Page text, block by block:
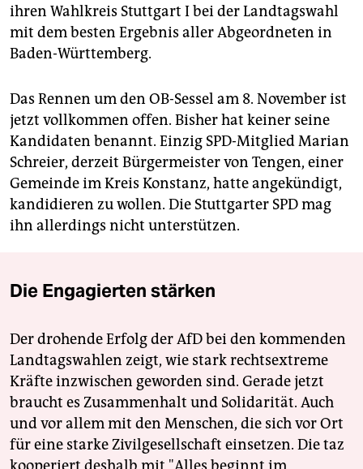
ihren Wahlkreis Stuttgart I bei der Landtagswahl
mit dem besten Ergebnis aller Abgeordneten in
Baden-Württemberg.
Das Rennen um den OB-Sessel am 8. November ist
jetzt vollkommen offen. Bisher hat keiner seine
Kandidaten benannt. Einzig SPD-Mitglied Marian
Schreier, derzeit Bürgermeister von Tengen, einer
Gemeinde im Kreis Konstanz, hatte angekündigt,
kandidieren zu wollen. Die Stuttgarter SPD mag
ihn allerdings nicht unterstützen.
Die Engagierten stärken
Der drohende Erfolg der AfD bei den kommenden
Landtagswahlen zeigt, wie stark rechtsextreme
Kräfte inzwischen geworden sind. Gerade jetzt
braucht es Zusammenhalt und Solidarität. Auch
und vor allem mit den Menschen, die sich vor Ort
für eine starke Zivilgesellschaft einsetzen. Die taz